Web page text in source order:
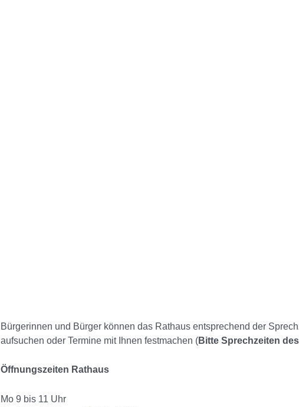
Bürgerinnen und Bürger können das Rathaus entsprechend der
aufsuchen oder Termine mit Ihnen festmachen (Bitte Sprechzeiten
Öffnungszeiten Rathaus
Mo 9 bis 11 Uhr